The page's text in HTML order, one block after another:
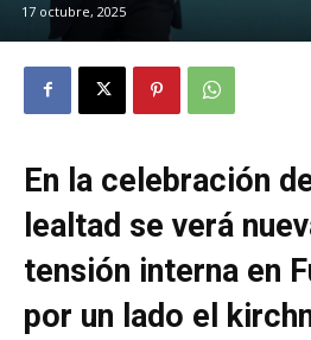
17 octubre, 2025
En la celebración
lealtad se verá
tensión interna en
por un lado el